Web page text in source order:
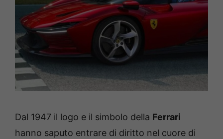
Dal 1947 il logo e il simbolo della Ferrari
hanno saputo entrare di diritto nel cuore di